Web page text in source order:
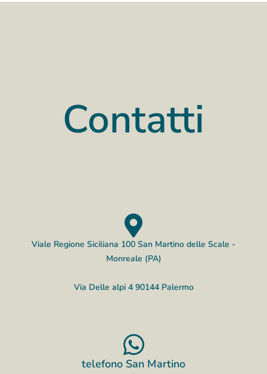
Contatti
Viale Regione Siciliana 100 San Martino delle Scale -
Monreale (PA)
Via Delle alpi 4 90144 Palermo​
telefono San Martino